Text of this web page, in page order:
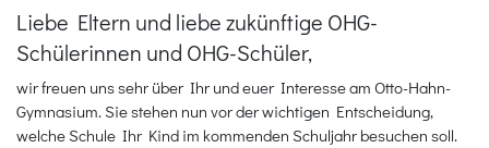
Liebe Eltern und liebe zukünftige OHG-
Schülerinnen und OHG-Schüler,
wir freuen uns sehr über Ihr und euer Interesse am Otto-Hahn-
Gymnasium. Sie stehen nun vor der wichtigen Entscheidung,
welche Schule Ihr Kind im kommenden Schuljahr besuchen soll.